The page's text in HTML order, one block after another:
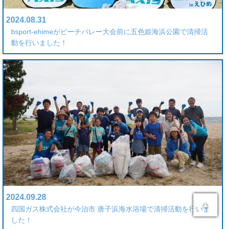
2024.08.31
bsport-ehimeがビーチバレー大会前に五色姫海浜公園で清掃活
動を行いました！
2024.09.28
四国ガス株式会社が今治市 唐子浜海水浴場で清掃活動を行いま
した！
▲